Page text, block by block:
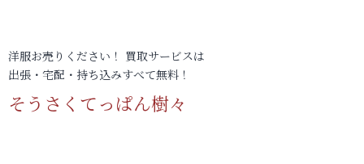
洋服お売りください！ 買取サービスは
出張・宅配・持ち込みすべて無料！
そうさくてっぱん樹々